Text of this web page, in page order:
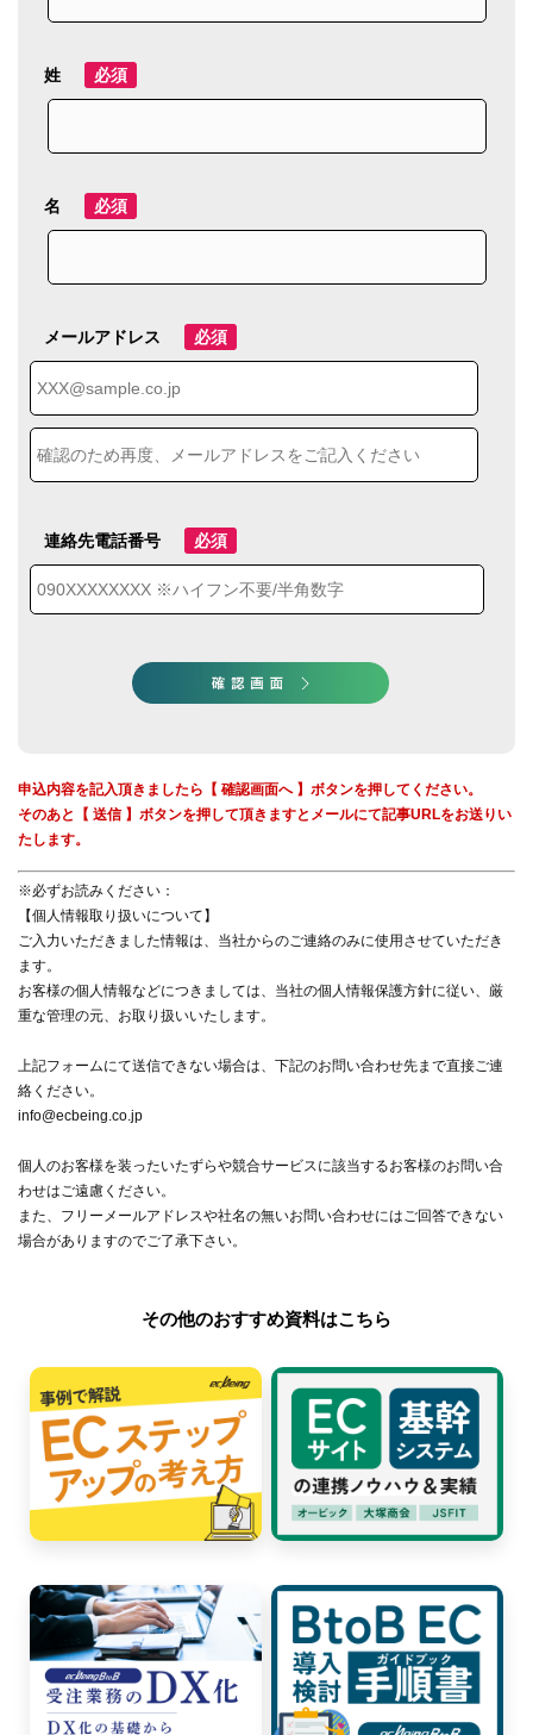
姓 必須
名 必須
メールアドレス 必須
連絡先電話番号 必須
申込内容を記入頂きましたら【 確認画面へ 】ボタンを押してください。
そのあと【 送信 】ボタンを押して頂きますとメールにて記事URLをお送りい
たします。
※必ずお読みください：
【個人情報取り扱いについて】
ご入力いただきました情報は、当社からのご連絡のみに使用させていただき
ます。
お客様の個人情報などにつきましては、当社の個人情報保護方針に従い、厳
重な管理の元、お取り扱いいたします。
上記フォームにて送信できない場合は、下記のお問い合わせ先まで直接ご連
絡ください。
info@ecbeing.co.jp
個人のお客様を装ったいたずらや競合サービスに該当するお客様のお問い合
わせはご遠慮ください。
また、フリーメールアドレスや社名の無いお問い合わせにはご回答できない
場合がありますのでご了承下さい。
その他のおすすめ資料はこちら